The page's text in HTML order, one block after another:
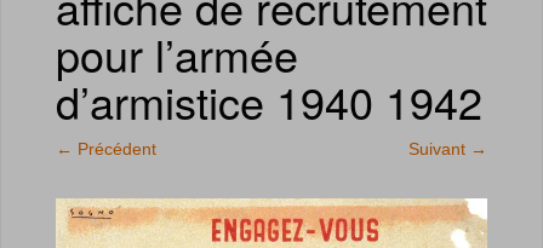
pour l’armée
d’armistice 1940 1942
← Précédent Suivant →